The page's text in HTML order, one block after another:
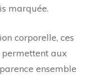
marquée.
corporelle, ces
aux
ensemble